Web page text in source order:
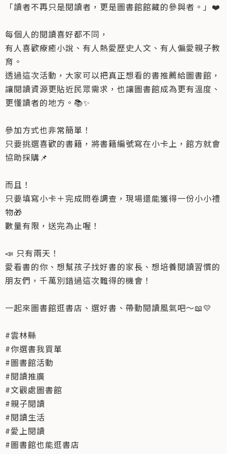
「讀者不再只是閱讀者，更是圖書館館藏的參與者。」❤️
每個人的閱讀喜好都不同，
有人喜歡療癒小說、有人熱愛歷史人文、有人偏愛親子教
育。
透過這次活動，大家可以把真正想看的書推薦給圖書館，
讓閱讀資源更貼近民眾需求，也讓圖書館成為更有溫度、
更懂讀者的地方。📚✨
參加方式也非常簡單！
只要挑選喜歡的書籍，將書籍編號寫在小卡上，館方就會
協助採購📌
而且！
只要填寫小卡＋完成問卷調查，現場還能獲得一份小小禮
物🎁
數量有限，送完為止喔！
📣 只有兩天！
愛看書的你、想幫孩子找好書的家長、想培養閱讀習慣的
朋友們，千萬別錯過這次難得的機會！
一起來圖書館逛書店、選好書、帶動閱讀風氣吧～📖💛
#雲林縣
#你選書我買單
#圖書館活動
#閱讀推廣
#文觀處圖書館
#親子閱讀
#閱讀生活
#愛上閱讀
#圖書館也能逛書店